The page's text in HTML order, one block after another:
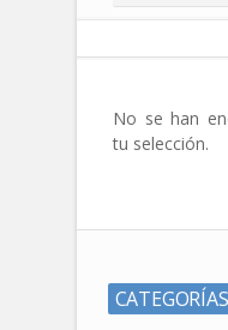
No se han
tu selección.